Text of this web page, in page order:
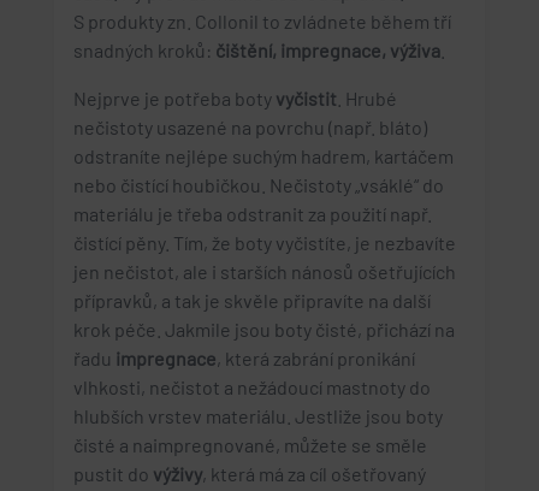
S produkty zn. Collonil to zvládnete během tří
snadných kroků: čištění, impregnace, výživa
Nejprve je potřeba boty vyčistit . Hrubé
nečistoty usazené na povrchu (např. bláto)
odstraníte nejlépe suchým hadrem, kartáčem
nebo čistící houbičkou. Nečistoty „vsáklé“ do
materiálu je třeba odstranit za použití např.
čistící pěny. Tím, že boty vyčistíte, je nezbavíte
jen nečistot, ale i starších nánosů ošetřujících
přípravků, a tak je skvěle připravíte na další
krok péče. Jakmile jsou boty čisté, přichází na
řadu impregnace, která zabrání pronikání
vlhkosti, nečistot a nežádoucí mastnoty do
hlubších vrstev materiálu. Jestliže jsou boty
čisté a naimpregnované, můžete se směle
pustit do výživy, která má za cíl ošetřovaný